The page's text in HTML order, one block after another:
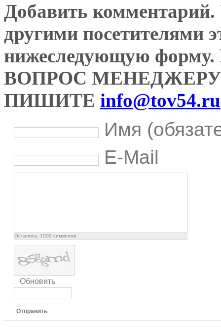
Добавить комментарий.
другими посетителями
нижеследующую
ВОПРОС
ПИШИТЕ info@tov54.ru
Имя
E-Mail
Осталось: 1000 символов
Обновить
Отправить